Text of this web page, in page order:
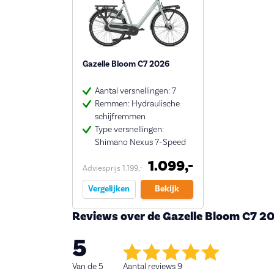
Gazelle Bloom C7 2026
Aantal versnellingen: 7
Remmen: Hydraulische
schijfremmen
Type versnellingen:
Shimano Nexus 7-Speed
Adviesprijs 1.199,- 1.099,-
Vergelijken Bekijk
Reviews over de Gazelle Bloom C7
5
Van de 5 Aantal reviews 9